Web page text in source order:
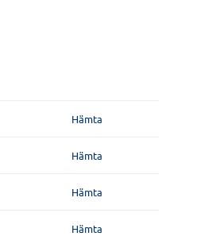
Hämta
Hämta
Hämta
Hämta